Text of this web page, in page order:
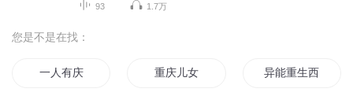
93 1.7万
您是不是在找：
一人有庆 重庆儿女 异能重生西门庆